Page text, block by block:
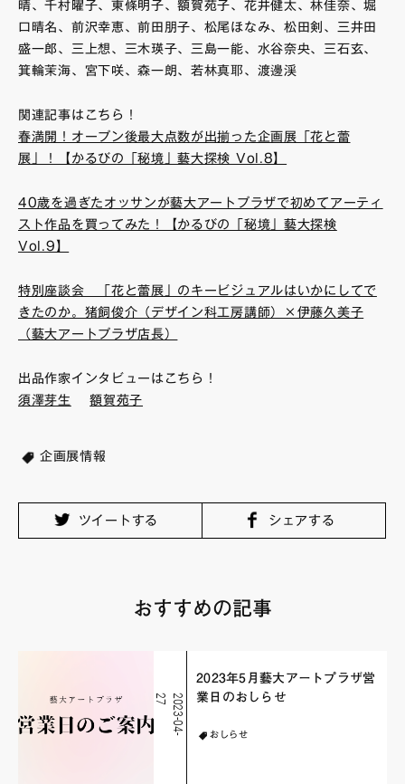
晴、千村曜子、東條明子、額賀苑子、花井健太、林佳奈、堀
口晴名、前沢幸恵、前田朋子、松尾ほなみ、松田剣、三井田
盛一郎、三上想、三木瑛子、三島一能、水谷奈央、三石玄、
箕輪茉海、宮下咲、森一朗、若林真耶、渡邊渓
関連記事はこちら！
春満開！オープン後最大点数が出揃った企画展「花と蕾
展」！【かるびの「秘境」藝大探検 Vol.8】
40歳を過ぎたオッサンが藝大アートプラザで初めてアーティ
スト作品を買ってみた！【かるびの「秘境」藝大探検
Vol.9】
特別座談会 「花と蕾展」のキービジュアルはいかにしてで
きたのか。猪飼俊介（デザイン科工房講師）×伊藤久美子
（藝大アートプラザ店長）
出品作家インタビューはこちら！
須澤芽生
額賀苑子
企画展情報
ツイートする シェアする
おすすめの記事
2
0
2
3
-
0
4
-
2
7
2023年5月藝大アートプラザ営
業日のおしらせ
おしらせ